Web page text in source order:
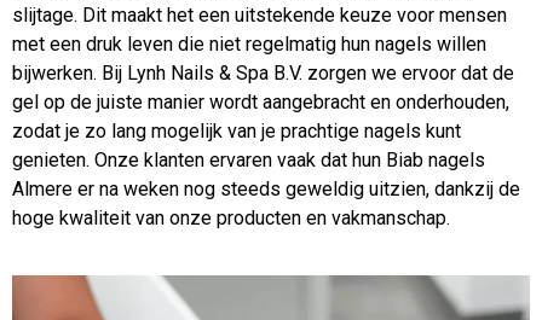
slijtage. Dit maakt het een uitstekende keuze voor mensen
met een druk leven die niet regelmatig hun nagels willen
bijwerken. Bij Lynh Nails & Spa B.V. zorgen we ervoor dat de
gel op de juiste manier wordt aangebracht en onderhouden,
zodat je zo lang mogelijk van je prachtige nagels kunt
genieten. Onze klanten ervaren vaak dat hun Biab nagels
Almere er na weken nog steeds geweldig uitzien, dankzij de
hoge kwaliteit van onze producten en vakmanschap.